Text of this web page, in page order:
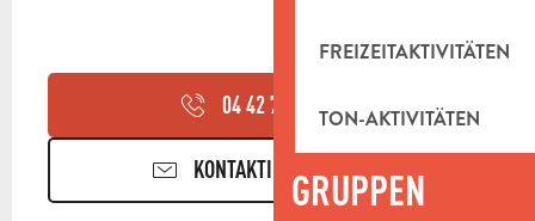
FREIZEITAKTIVITÄTEN
TON-AKTIVITÄTEN
GRUPPEN
04 42 72 58▒▒
KONTAKTIEREN SIE UNS